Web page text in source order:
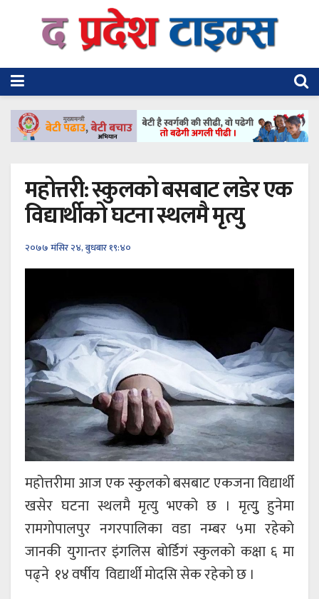
महोत्तरी: स्कुलको बसबाट लडेर एक
विद्यार्थीको घटना स्थलमै मृत्यु
२०७७ मंसिर २४, बुधबार १९:४०
महोत्तरीमा आज एक स्कुलकाे बसबाट एकजना विद्यार्थी
खसेर घटना स्थलमै मृत्यु भएको छ । मृत्युु हुनेमा
रामगाेपालपुर नगरपालिका वडा नम्बर ५मा रहेकाे
जानकी युगान्तर इंगलिस बाेर्डिगं स्कुलकाे कक्षा ६ मा
पढ्ने १४ वर्षीय विद्यार्थी माेदसि सेक रहेकाे छ ।